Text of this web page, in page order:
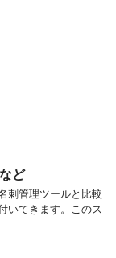
ど
刺管理ツールと比較
いてきます。このス